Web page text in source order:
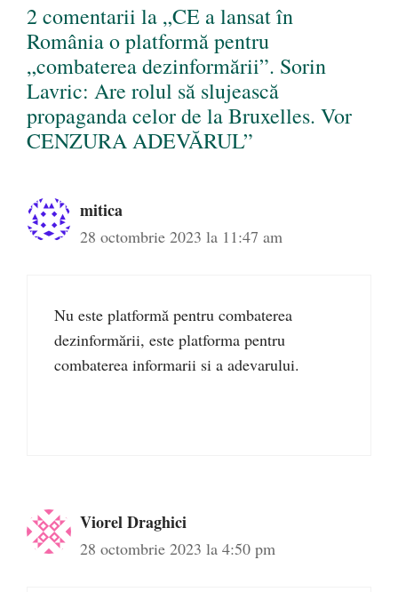
2 comentarii la „CE a lansat în
România o platformă pentru
„combaterea dezinformării”. Sorin
Lavric: Are rolul să slujească
propaganda celor de la Bruxelles. Vor
CENZURA ADEVĂRUL”
mitica
28 octombrie 2023 la 11:47 am
Nu este platformă pentru combaterea
dezinformării, este platforma pentru
combaterea informarii si a adevarului.
Viorel Draghici
28 octombrie 2023 la 4:50 pm